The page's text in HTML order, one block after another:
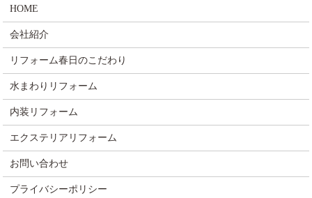
HOME
会社紹介
リフォーム春日のこだわり
水まわりリフォーム
内装リフォーム
エクステリアリフォーム
お問い合わせ
プライバシーポリシー